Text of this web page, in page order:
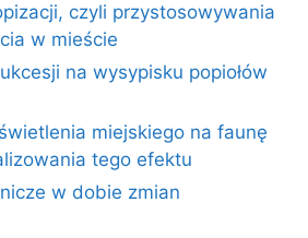
czyli przystosowywania
w mieście
na wysypisku popiołów
miejskiego na faunę
tego efektu
w dobie zmian